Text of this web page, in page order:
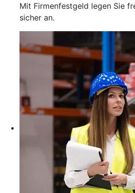
Mit Firmenfestgeld legen Sie
sicher an.